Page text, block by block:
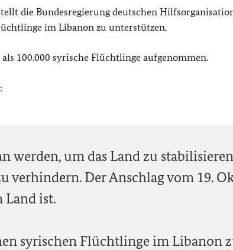
die Bundesregierung deutschen
im Libanon zu unterstützen.
100.000 syrische Flüchtlinge aufgenommen.
werden, um das Land zu
verhindern. Der Anschlag vom 19.
Land ist.
syrischen Flüchtlinge im Libanon